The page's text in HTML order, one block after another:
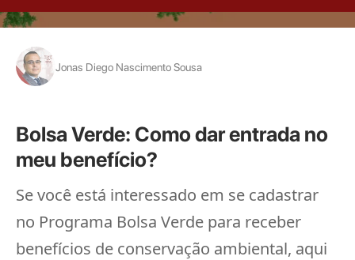
Jonas Diego Nascimento Sousa
Bolsa Verde: Como dar entrada no
meu benefício?
Se você está interessado em se cadastrar
no Programa Bolsa Verde para receber
benefícios de conservação ambiental, aqui